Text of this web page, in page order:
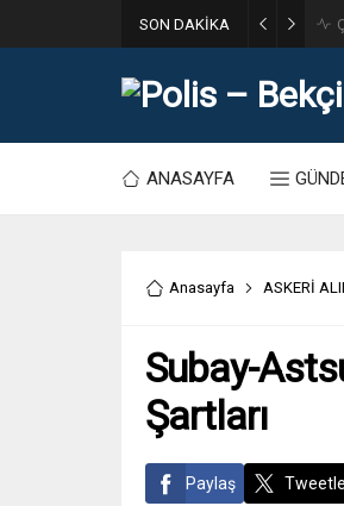
SON DAKİKA
ANASAYFA
Anasayfa ASKERİ
Subay-
Şartları
Paylaş Tweetle